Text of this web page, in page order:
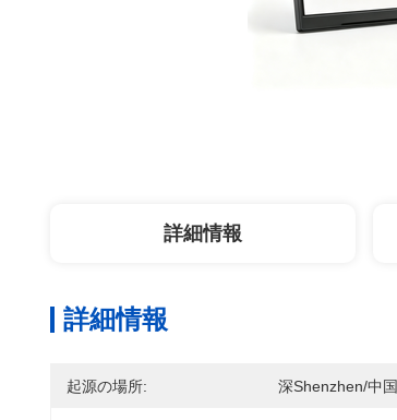
詳細情報
詳細情報
起源の場所: 深Shenzhen/中国